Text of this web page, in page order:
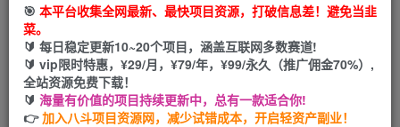
您暂无购买权限，请先开通会员
开通会员
🎯 本平台收集全网最新、最快项目资源，打破信息差！避免当韭
菜。
🔰 每日稳定更新10~20个项目，涵盖互联网多数赛道!
🔰 vip限时特惠，¥29/月，¥79/年，¥99/永久（推广佣金70%）,
全站资源免费下载！
🔰 海量有价值的项目持续更新中，总有一款适合你!
👉加入八斗项目资源网，减少试错成本，开启轻资产副业！